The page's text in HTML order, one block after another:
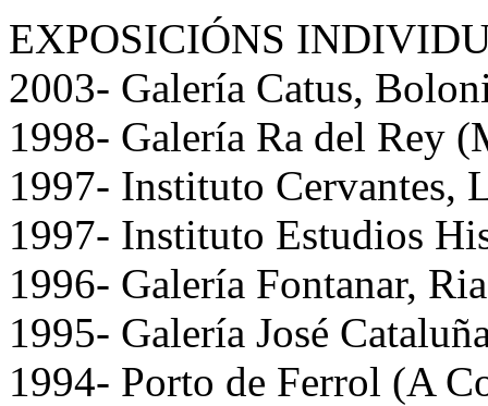
EXPOSICIÓNS
2003- Galería Catus,
1998- Galería Ra del Rey
1997- Instituto Cervantes,
1997- Instituto Estudios
1996- Galería Fontanar,
1995- Galería José
1994- Porto de Ferrol (A